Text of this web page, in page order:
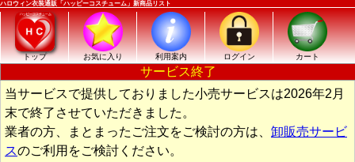
ハロウィン衣装通販「ハッピーコスチューム」新商品リスト
トップ お気に入り 利用案内 ログイン カート
サービス終了
当サービスで提供しておりました小売サービスは2026年2月
末で終了させていただきました。
業者の方、まとまったご注文をご検討の方は、 卸販売サービ
スのご利用をご検討ください。